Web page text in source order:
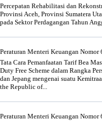
Percepatan Rehabilitasi dan
Provinsi Aceh, Provinsi Sumatera
pada Sektor Perdagangan Tahun
Peraturan Menteri Keuangan Nomor
Tata Cara Pemanfaatan Tarif Bea
Duty Free Scheme dalam Rangka
dan Jepang mengenai suatu
the Republic of...
Peraturan Menteri Keuangan Nomor